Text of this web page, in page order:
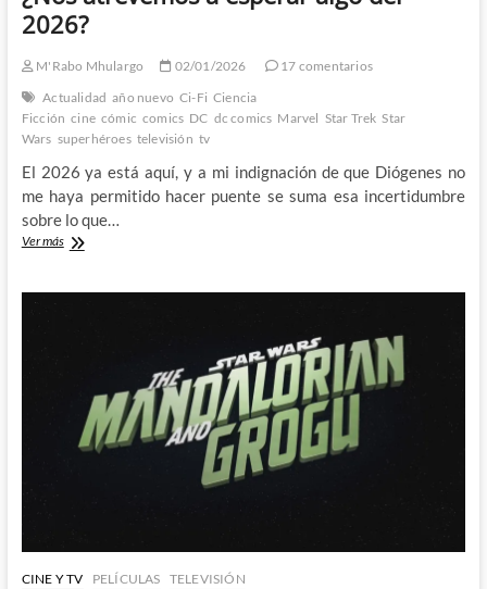
2026?
M'Rabo Mhulargo 02/01/2026
17 comentarios
Actualidad año nuevo Ci-Fi Ciencia
Ficción cine cómic comics DC dc comics Marvel Star Trek Star
Wars superhéroes televisión tv
El 2026 ya está aquí, y a mi indignación de que Diógenes no
me haya permitido hacer puente se suma esa incertidumbre
sobre lo que…
Ver más¿Nos
CINE Y TV PELÍCULAS TELEVISIÓN